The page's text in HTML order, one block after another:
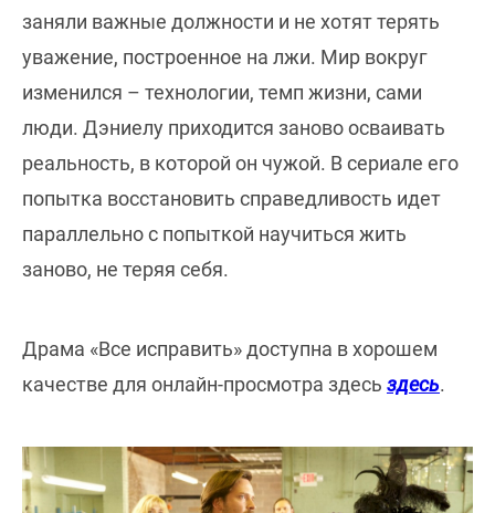
заняли важные должности и не хотят терять
уважение, построенное на лжи. Мир вокруг
изменился – технологии, темп жизни, сами
люди. Дэниелу приходится заново осваивать
реальность, в которой он чужой. В сериале его
попытка восстановить справедливость идет
параллельно с попыткой научиться жить
заново, не теряя себя.
Драма «Все исправить» доступна в хорошем
качестве для онлайн-просмотра здесь здесь.